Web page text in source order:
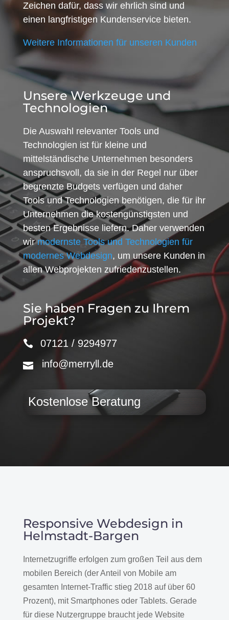
Zeichen dafür, dass wir ehrlich sind und
einen langfristigen Kundenservice bieten.
Weitere Informationen für unseren Kunden
Unsere Werkzeuge und
Technologien
Die Auswahl relevanter Tools und
Technologien ist für kleine und
mittelständische Unternehmen besonders
anspruchsvoll, da sie in der Regel nur über
begrenzte Budgets verfügen und daher
Tools und Technologien benötigen, die für ihr
Unternehmen die kostengünstigsten und
besten Ergebnisse liefern. Daher verwenden
wirmodernste Tools und Technologien für
modernes Webdesign, um unsere Kunden in
allen Webprojekten zufriedenzustellen.
Sie haben Fragen zu Ihrem
Projekt?
07121 / 9294977
info@merryll.de
Kostenlose Beratung
Responsive Webdesign in
Helmstadt-Bargen
Internetzugriffe erfolgen zum großen Teil aus dem
mobilen Bereich (der Anteil von Mobile am
gesamten Internet-Traffic stieg 2018 auf über 60
Prozent), mit Smartphones oder Tablets. Gerade
für diese Nutzergruppe braucht jede Website